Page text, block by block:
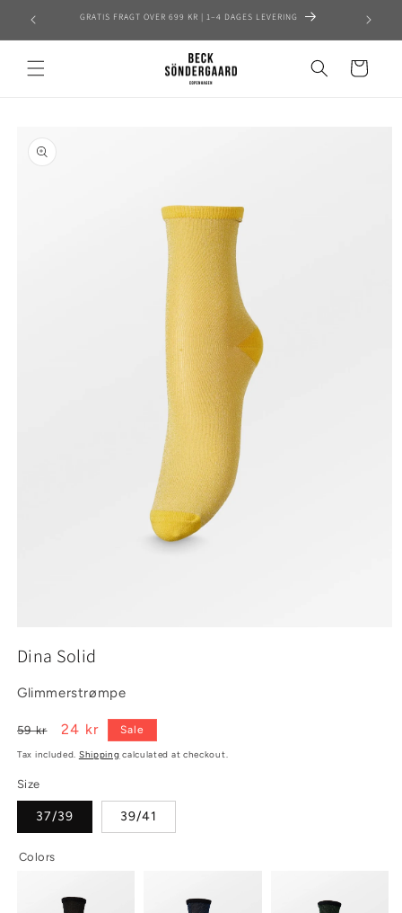
content
TILMELD DIG HER OG FÅ 15% PÅ DIN FØRSTE ORDRE
Cart
product
information
media
1
modal
Dina Solid
Glimmerstrømpe
Regular
price
59 kr
Sale
price
24 kr Sale
Tax included. Shipping calculated at checkout.
Size
37/39 39/41
Colors